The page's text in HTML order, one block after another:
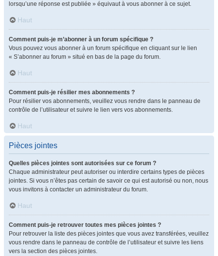
lorsqu’une réponse est publiée » équivaut à vous abonner à ce sujet.
Haut
Comment puis-je m’abonner à un forum spécifique ?
Vous pouvez vous abonner à un forum spécifique en cliquant sur le lien
« S’abonner au forum » situé en bas de la page du forum.
Haut
Comment puis-je résilier mes abonnements ?
Pour résilier vos abonnements, veuillez vous rendre dans le panneau de
contrôle de l’utilisateur et suivre le lien vers vos abonnements.
Haut
Pièces jointes
Quelles pièces jointes sont autorisées sur ce forum ?
Chaque administrateur peut autoriser ou interdire certains types de pièces
jointes. Si vous n’êtes pas certain de savoir ce qui est autorisé ou non, nous
vous invitons à contacter un administrateur du forum.
Haut
Comment puis-je retrouver toutes mes pièces jointes ?
Pour retrouver la liste des pièces jointes que vous avez transférées, veuillez
vous rendre dans le panneau de contrôle de l’utilisateur et suivre les liens
vers la section des pièces jointes.